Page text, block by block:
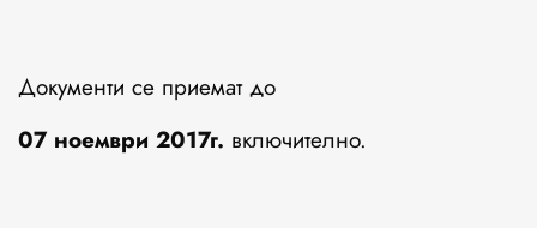
Документи се приемат до
07 ноември 2017г. включително.